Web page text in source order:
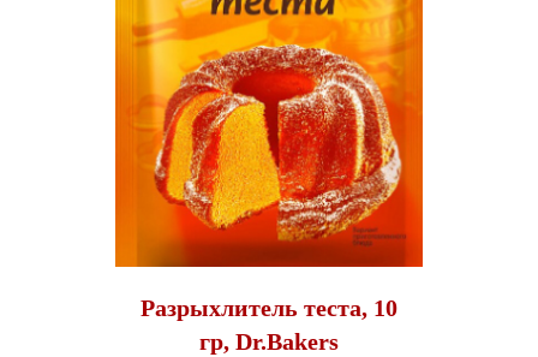
Разрыхлитель теста, 10
гр, Dr.Bakers